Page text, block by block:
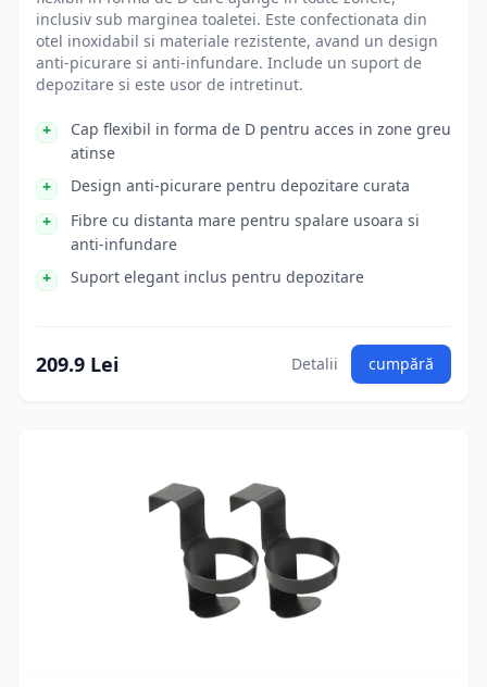
inclusiv sub marginea toaletei. Este confectionata din
otel inoxidabil si materiale rezistente, avand un design
anti-picurare si anti-infundare. Include un suport de
depozitare si este usor de intretinut.
Cap flexibil in forma de D pentru acces in zone greu
atinse
Design anti-picurare pentru depozitare curata
Fibre cu distanta mare pentru spalare usoara si
anti-infundare
Suport elegant inclus pentru depozitare
209.9 Lei Detalii cumpără